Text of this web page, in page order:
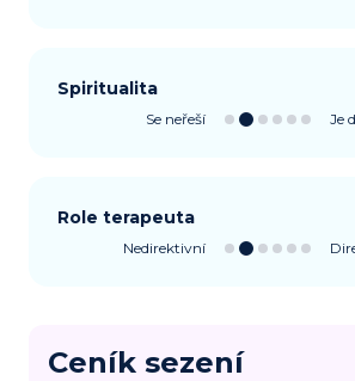
Spiritualita
Se neřeší Je
Role terapeuta
Nedirektivní
Ceník sezení